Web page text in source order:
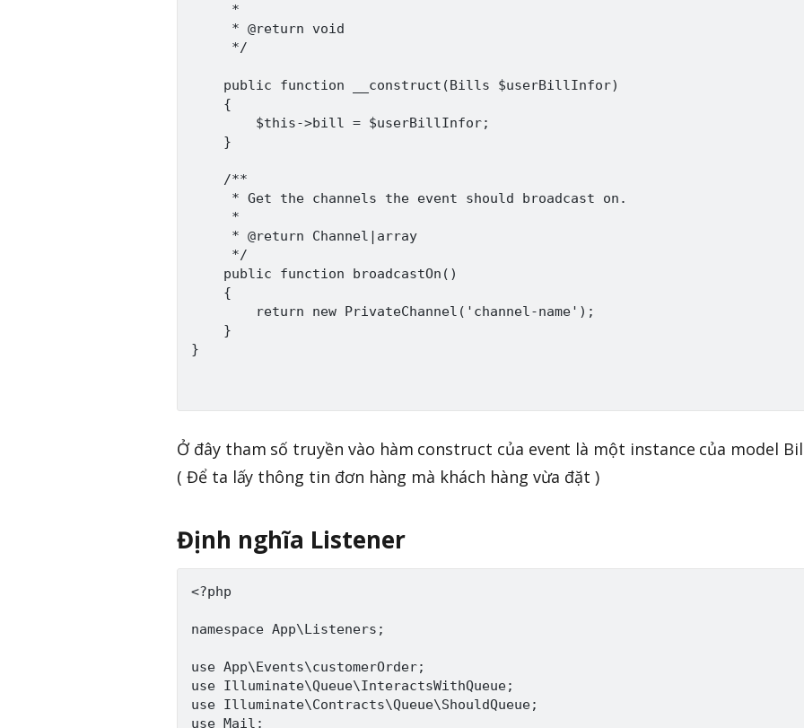
     *
     * @return void
     */
    public function __construct(Bills $userBillInfor)
    {
        $this->bill = $userBillInfor;
    }
    /**
     * Get the channels the event should broadcast on.
     *
     * @return Channel|array
     */
    public function broadcastOn()
    {
        return new PrivateChannel('channel-name');
    }
}
Ở đây tham số truyền vào hàm construct của event là một instance của model
( Để ta lấy thông tin đơn hàng mà khách hàng vừa đặt )
Định nghĩa Listener
<?php
namespace App\Listeners;
use App\Events\customerOrder;
use Illuminate\Queue\InteractsWithQueue;
use Illuminate\Contracts\Queue\ShouldQueue;
use Mail;